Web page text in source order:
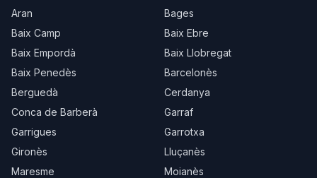
Aran
Bages
Baix Camp
Baix Ebre
Baix Empordà
Baix Llobregat
Baix Penedès
Barcelonès
Berguedà
Cerdanya
Conca de Barberà
Garraf
Garrigues
Garrotxa
Gironès
Lluçanès
Maresme
Moianès